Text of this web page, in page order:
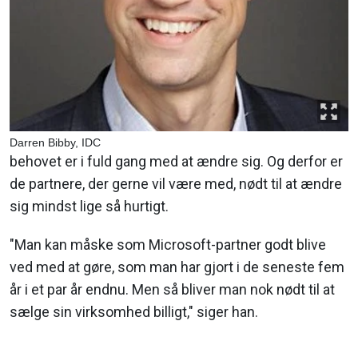
Darren Bibby, IDC
behovet er i fuld gang med at ændre sig. Og derfor er
de partnere, der gerne vil være med, nødt til at ændre
sig mindst lige så hurtigt.
"Man kan måske som Microsoft-partner godt blive
ved med at gøre, som man har gjort i de seneste fem
år i et par år endnu. Men så bliver man nok nødt til at
sælge sin virksomhed billigt," siger han.